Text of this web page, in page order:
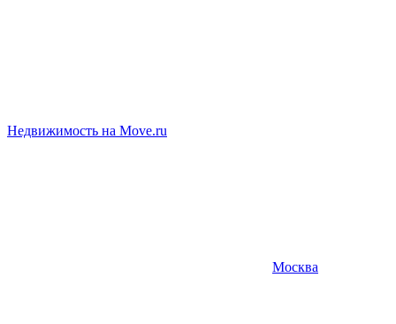
Недвижимость на Move.ru
Москва